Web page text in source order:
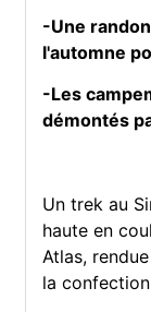
-Une
l'automne
-Les
démontés
Un trek au
haute en
Atlas,
la